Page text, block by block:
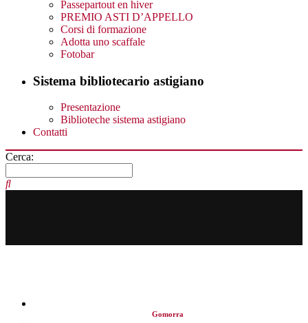
Passepartout en hiver
PREMIO ASTI D’APPELLO
Corsi di formazione
Adotta uno scaffale
Fotobar
Sistema bibliotecario astigiano
Presentazione
Biblioteche sistema astigiano
Contatti
Cerca:
Gomorra